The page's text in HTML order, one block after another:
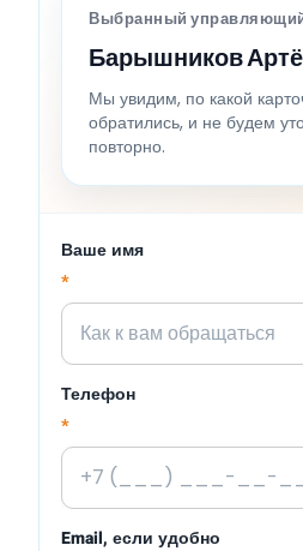
Выбранный
Барышников
Мы увидим, по какой
обратились, и не будем
повторно.
Ваше имя
*
Телефон
*
Email, если удобно